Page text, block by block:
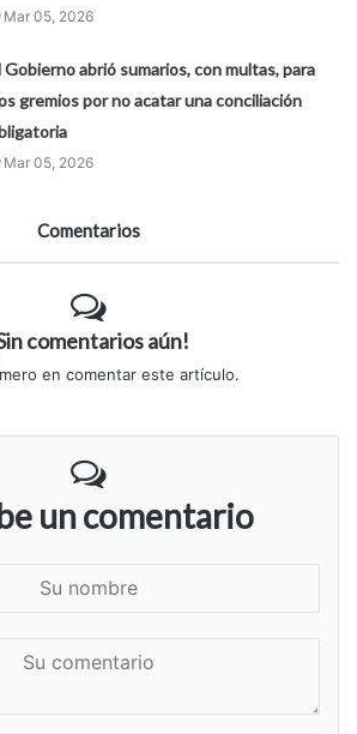
Mar 05, 2026
Gobierno abrió sumarios, con multas, para
gremios por no acatar una conciliación
Mar 05, 2026
Comentarios
comentarios aún!
en comentar este artículo.
un comentario